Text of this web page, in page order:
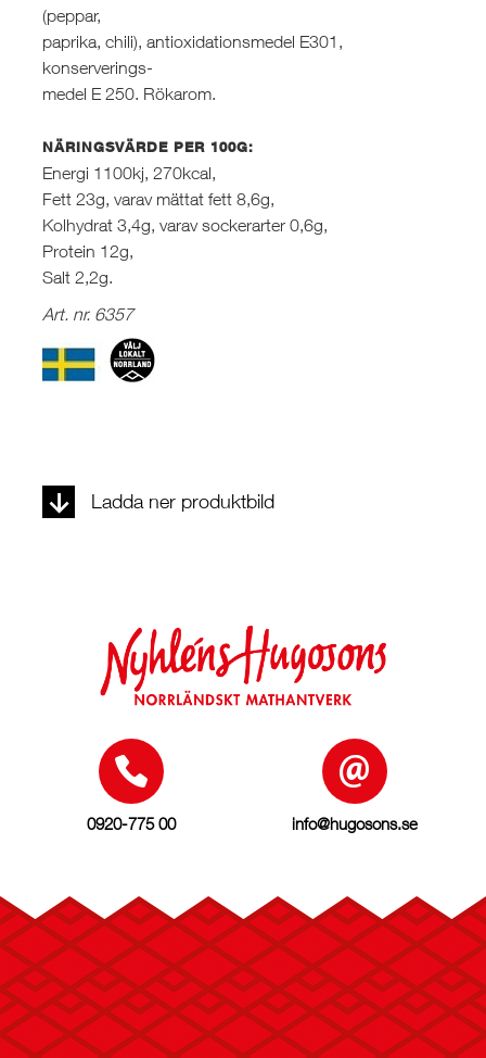
(peppar,
paprika, chili), antioxidationsmedel E301,
konserverings-
medel E 250. Rökarom.
NÄRINGSVÄRDE PER 100G:
Energi 1100kj, 270kcal,
Fett 23g, varav mättat fett 8,6g,
Kolhydrat 3,4g, varav sockerarter 0,6g,
Protein 12g,
Salt 2,2g.
Art. nr. 6357
Ladda ner produktbild
0920-775 00 info@hugosons.se